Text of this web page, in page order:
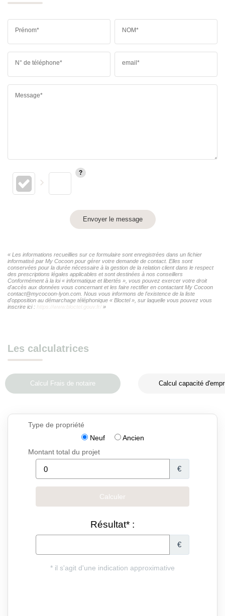
Prénom* NOM*
N° de téléphone* email*
Message*
Envoyer le message
« Les informations recueillies sur ce formulaire sont enregistrées dans un fichier
informatisé par My Cocoon pour gérer votre demande de contact. Elles sont
conservées pour la durée nécessaire à la gestion de la relation client dans le respect
des prescriptions légales applicables et sont destinées à nos conseillers
Conformément à la loi « informatique et libertés », vous pouvez exercer votre droit
d'accès aux données vous concernant et les faire rectifier en contactant My Cocoon
contact@mycocoon-lyon.com. Nous vous informons de l'existence de la liste
d'opposition au démarchage téléphonique « Bloctel », sur laquelle vous pouvez vous
inscrire ici : https://www.bloctel.gouv.fr/ »
Les calculatrices
Calcul Frais de notaire Calcul capacité